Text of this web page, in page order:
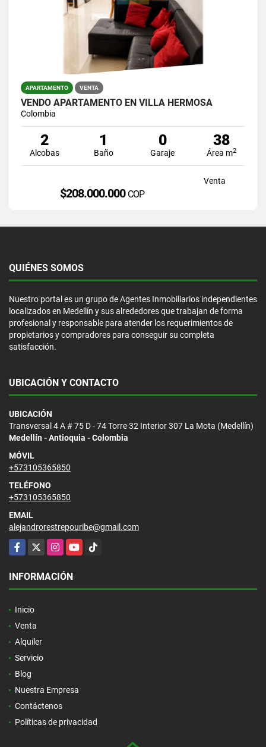
APARTAMENTO VENTA
VENDO APARTAMENTO EN VILLA HERMOSA
Colombia
2
Alcobas
1
Baño
0
Garaje
38
Área m2
Venta
$208.000.000 COP
QUIÉNES SOMOS
Nuestro portal es un grupo de Agentes Inmobiliarios independientes
localizados en Medellín y sus alrededores que trabajan de forma
profesional y responsable para atender los requerimientos de
propietarios y compradores para conseguir su completa
satisfacción.
UBICACIÓN Y CONTACTO
UBICACIÓN
Transversal 4 A # 75 D - 74 Torre 32 Interior 307 La Mota (Medellín)
Medellín - Antioquia - Colombia
MÓVIL
+573105365850
TELÉFONO
+573105365850
EMAIL
alejandrorestrepouribe@gmail.com
Facebook
X InstagramYouTubeTikTok
INFORMACIÓN
Inicio
Venta
Alquiler
Servicio
Blog
Nuestra Empresa
Contáctenos
Políticas de privacidad